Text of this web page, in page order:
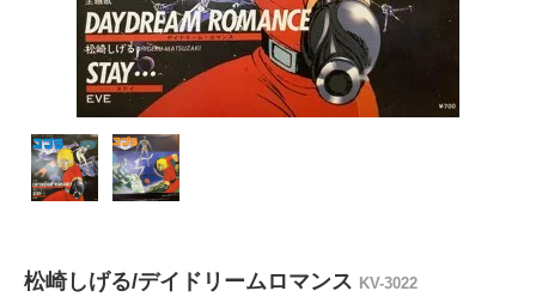
松崎しげる/デイドリームロマンス KV-3022